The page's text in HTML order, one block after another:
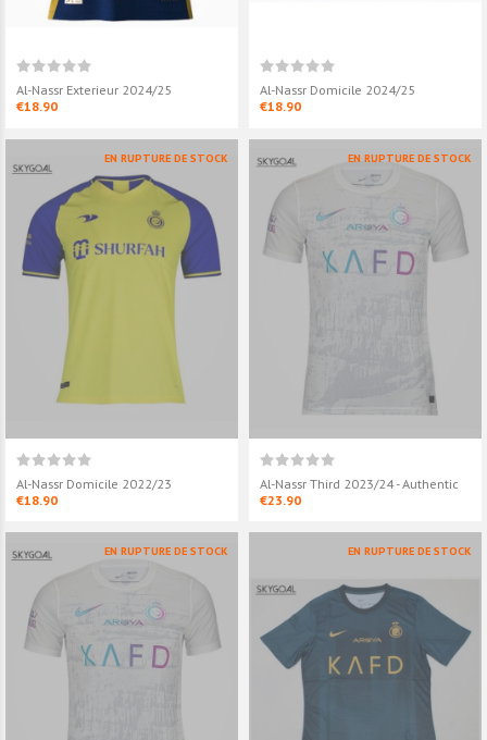
Al-Nassr Exterieur 2024/25
€18.90
Al-Nassr Domicile 2024/25
€18.90
EN RUPTURE DE STOCK
Al-Nassr Domicile 2022/23
€18.90
EN RUPTURE DE STOCK
Al-Nassr Third 2023/24 - Authentic
€23.90
EN RUPTURE DE STOCK EN RUPTURE DE STOCK